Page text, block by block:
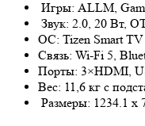
Игры: ALLM,
Звук: 2.0, 20 Вт,
ОС: Tizen Smart
Связь: Wi-Fi 5,
Порты: 3×HDMI,
Вес: 11,6 кг с
Размеры: 1234.1 x